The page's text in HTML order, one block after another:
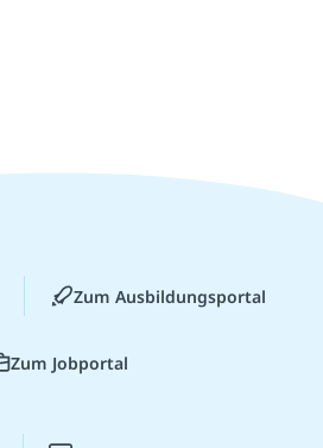
Zum Ausbildungsportal
Zum Jobportal